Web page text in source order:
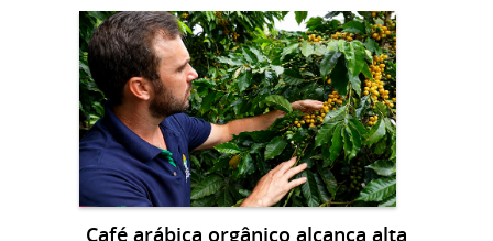
Café arábica orgânico alcança alta